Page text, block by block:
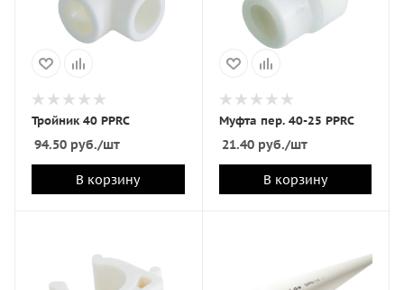
Тройник 40 PPRC
94.50 руб./шт
В корзину
Муфта пер. 40-25 PPRC
21.40руб./шт
В корзину